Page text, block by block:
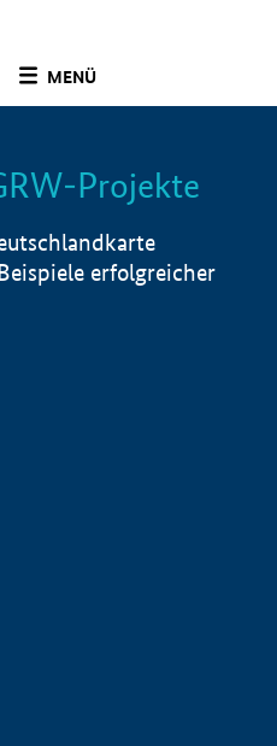
MENÜ
Info
Projekte
erfolgreicher